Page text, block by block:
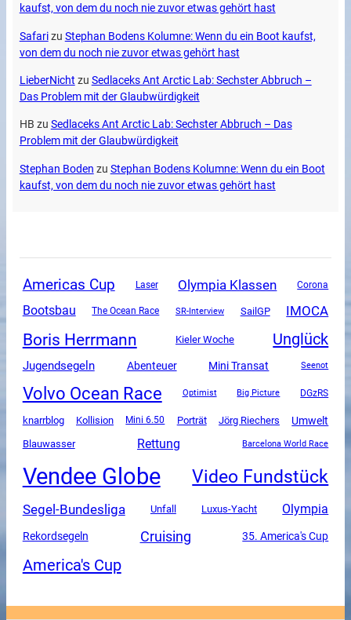
kaufst, von dem du noch nie zuvor etwas gehört hast
Safarizu Stephan Bodens Kolumne: Wenn du ein Boot kaufst,
von dem du noch nie zuvor etwas gehört hast
LieberNicht zu Sedlaceks Ant Arctic Lab: Sechster Abbruch –
Das Problem mit der Glaubwürdigkeit
HB zu Sedlaceks Ant Arctic Lab: Sechster Abbruch – Das
Problem mit der Glaubwürdigkeit
Stephan Boden zu Stephan Bodens Kolumne: Wenn du ein Boot
kaufst, von dem du noch nie zuvor etwas gehört hast
Americas Cup Laser Olympia Klassen Corona
Bootsbau The Ocean Race SR-Interview SailGP IMOCA
Boris Herrmann Kieler Woche Unglück
Jugendsegeln Abenteuer Mini Transat Seenot
Volvo Ocean Race Optimist Big Picture DGzRS
knarrblog Kollision Mini 6.50 Porträt Jörg Riechers Umwelt
Blauwasser Rettung Barcelona World Race
Vendee Globe Video Fundstück
Segel-Bundesliga Unfall Luxus-Yacht Olympia
Rekordsegeln Cruising 35. America's Cup
America's Cup